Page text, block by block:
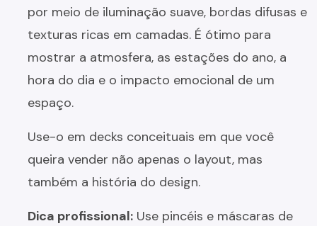
por meio de iluminação suave, bordas difusas e
texturas ricas em camadas. É ótimo para
mostrar a atmosfera, as estações do ano, a
hora do dia e o impacto emocional de um
espaço.
Use-o em decks conceituais em que você
queira vender não apenas o layout, mas
também a história do design.
Dica profissional: Use pincéis e máscaras de